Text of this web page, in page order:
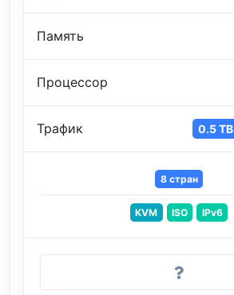
Память
Процессор
Трафик 0.5 TB
8 стран
KVM ISO IPv6